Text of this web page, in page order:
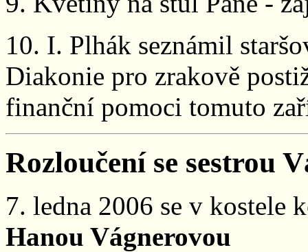
10. I. Plhák seznámil
Diakonie pro zrakově
finanční pomoci tomuto
Rozloučení se sestrou
7. ledna 2006 se v kostele
Hanou Vágnerovou